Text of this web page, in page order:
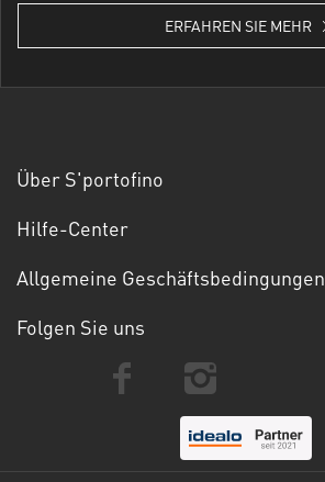
ERFAHREN SIE MEHR
Über S'portofino
Hilfe-Center
Allgemeine Geschäftsbedingungen
Folgen Sie uns